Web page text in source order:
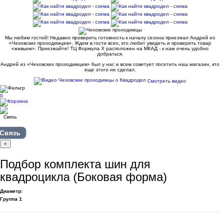
Мы любим гостей! Недавно проверить готовность к началу сезона приезжал Андрей из
«Чеховских проходимцев». Ждем в гости всех, кто любит увидеть и проверить товар
«живьем». Приезжайте! ТЦ Формула Х расположен на МКАД - к нам очень удобно
добраться.
Андрей из «Чеховских проходимцев» был у нас и всем советует посетить наш магазин, кто
еще этого не сделал.
Смотреть видео
0
×
Подбор комплекта шин для
квадроцикла (Боковая форма)
Диаметр:
Группа 1